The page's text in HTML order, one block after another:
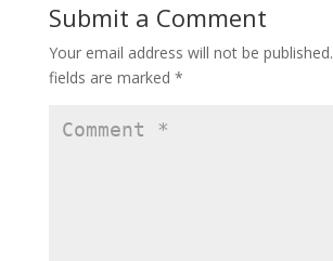
Submit a Comment
Your email address will not be published.
fields are marked *